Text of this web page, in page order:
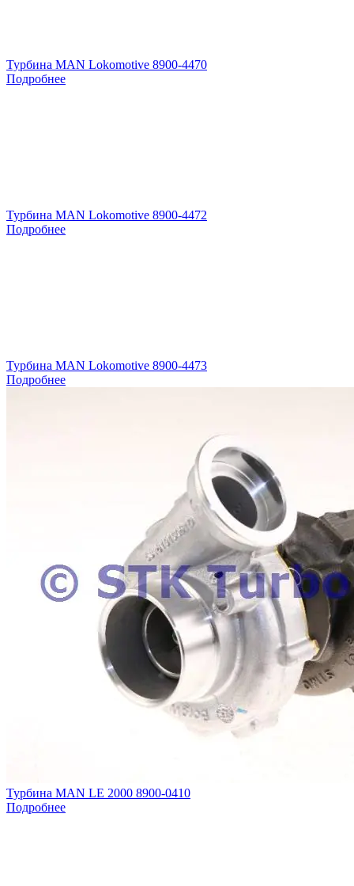
Турбина MAN Lokomotive 8900-4470
Подробнее
Турбина MAN Lokomotive 8900-4472
Подробнее
Турбина MAN Lokomotive 8900-4473
Подробнее
Турбина MAN LE 2000 8900-0410
Подробнее